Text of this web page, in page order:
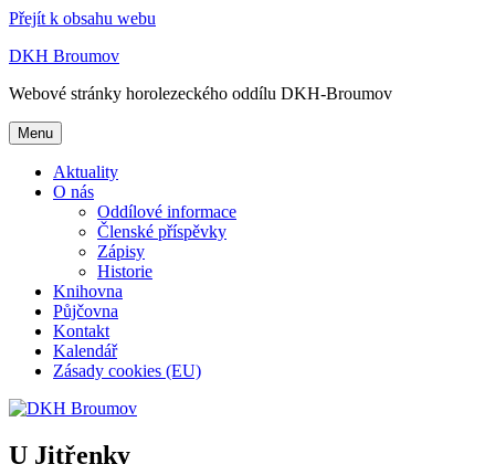
Přejít k obsahu webu
DKH Broumov
Webové stránky horolezeckého oddílu DKH-Broumov
Menu
Aktuality
O nás
Oddílové informace
Členské příspěvky
Zápisy
Historie
Knihovna
Půjčovna
Kontakt
Kalendář
Zásady cookies (EU)
U Jitřenky